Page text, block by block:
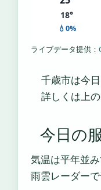
18°
💧0%
ライブデータ提供：
千歳市は今
詳しくは上
今日の
気温は平年並
雨雲レーダー